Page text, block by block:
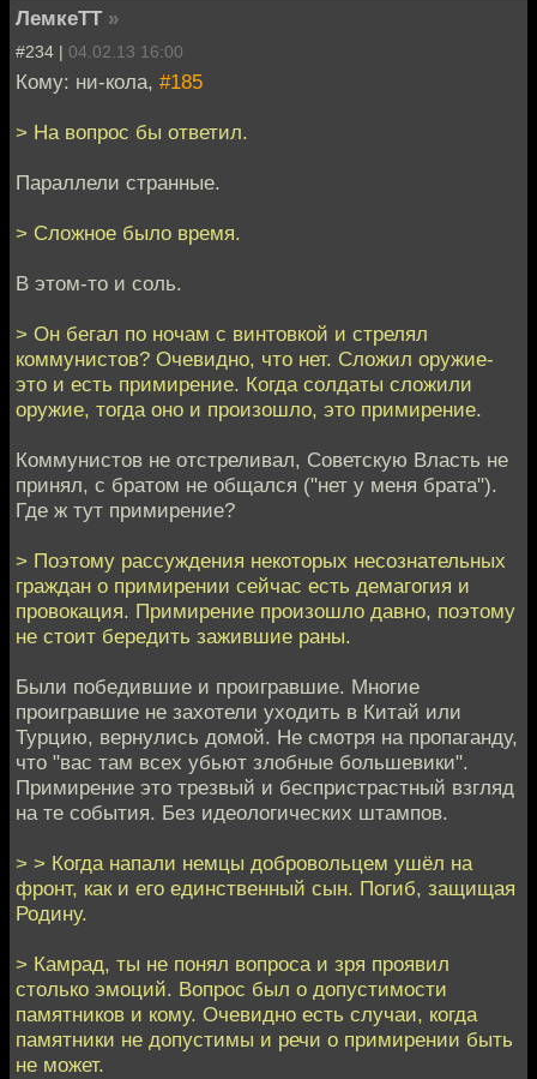
ЛемкеТТ »
#234 | 04.02.13 16:00
Кому: ни-кола, #185
> На вопрос бы ответил.
Параллели странные.
> Сложное было время.
В этом-то и соль.
> Он бегал по ночам с винтовкой и стрелял
коммунистов? Очевидно, что нет. Сложил оружие-
это и есть примирение. Когда солдаты сложили
оружие, тогда оно и произошло, это примирение.
Коммунистов не отстреливал, Советскую Власть не
принял, с братом не общался ("нет у меня брата").
Где ж тут примирение?
> Поэтому рассуждения некоторых несознательных
граждан о примирении сейчас есть демагогия и
провокация. Примирение произошло давно, поэтому
не стоит бередить зажившие раны.
Были победившие и проигравшие. Многие
проигравшие не захотели уходить в Китай или
Турцию, вернулись домой. Не смотря на пропаганду,
что "вас там всех убьют злобные большевики".
Примирение это трезвый и беспристрастный взгляд
на те события. Без идеологических штампов.
> > Когда напали немцы добровольцем ушёл на
фронт, как и его единственный сын. Погиб, защищая
Родину.
> Камрад, ты не понял вопроса и зря проявил
столько эмоций. Вопрос был о допустимости
памятников и кому. Очевидно есть случаи, когда
памятники не допустимы и речи о примирении быть
не может.